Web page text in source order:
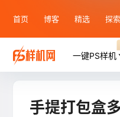
首页 博客 精选 探索
一键PS样机
手提打包盒